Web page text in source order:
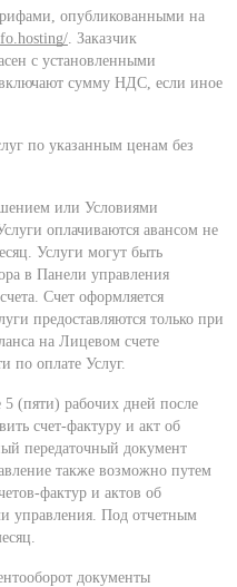
опубликованными на
. Заказчик
с установленными
сумму НДС, если иное
по указанным ценам без
или Условиями
оплачиваются авансом не
Услуги могут быть
в Панели управления
Счет оформляется
предоставляются только при
на Лицевом счете
по оплате Услуг.
5 (пяти) рабочих дней после
счет-фактуру и акт об
передаточный документ
также возможно путем
фактур и актов об
управления. Под отчетным
документы